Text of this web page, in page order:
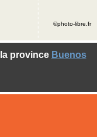
province Buenos
©photo-libre.fr